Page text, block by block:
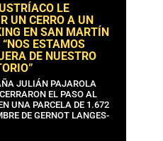
LE
UN CERRO A UN
EN SAN MARTÍN
ESTAMOS
DE NUESTRO
JULIÁN PAJAROLA
EL PASO AL
UNA PARCELA DE 1.672
DE GERNOT LANGES-